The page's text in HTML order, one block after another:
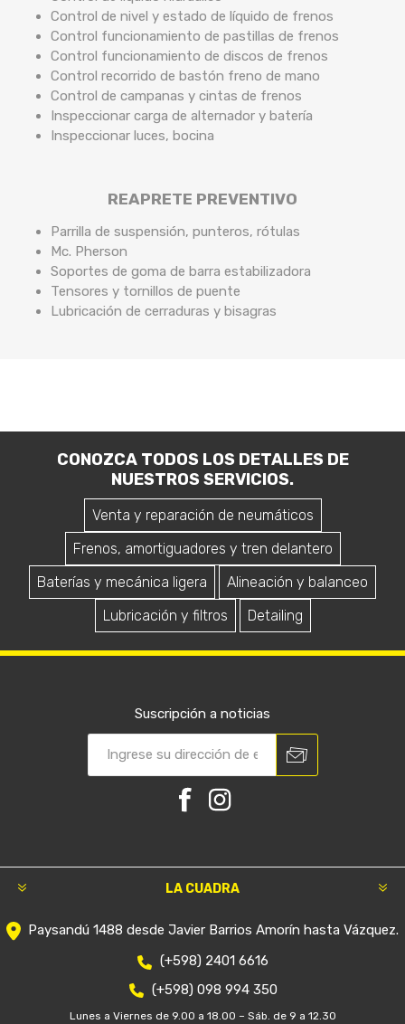
Control de nivel y estado de líquido de frenos
Control funcionamiento de pastillas de frenos
Control funcionamiento de discos de frenos
Control recorrido de bastón freno de mano
Control de campanas y cintas de frenos
Inspeccionar carga de alternador y batería
Inspeccionar luces, bocina
REAPRETE PREVENTIVO
Parrilla de suspensión, punteros, rótulas
Mc. Pherson
Soportes de goma de barra estabilizadora
Tensores y tornillos de puente
Lubricación de cerraduras y bisagras
CONOZCA TODOS LOS DETALLES DE
NUESTROS SERVICIOS.
Venta y reparación de neumáticos
Frenos, amortiguadores y tren delantero
Baterías y mecánica ligera
Alineación y balanceo
Lubricación y filtros
Detailing
Suscripción a noticias
LA CUADRA
Paysandú 1488 desde Javier Barrios Amorín hasta Vázquez.
(+598) 2401 6616
(+598) 098 994 350
Lunes a Viernes de 9.00 a 18.00 – Sáb. de 9 a 12.30